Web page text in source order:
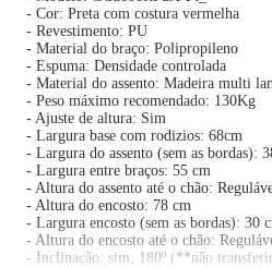
- Cor: Preta com costura vermelha
- Revestimento: PU
- Material do braço: Polipropileno
- Espuma: Densidade controlada
- Material do assento: Madeira multi
- Peso máximo recomendado: 130Kg
- Ajuste de altura: Sim
- Largura base com rodizios: 68cm
- Largura do assento (sem as bordas):
- Largura entre braços: 55 cm
- Altura do assento até o chão:
- Altura do encosto: 78 cm
- Largura encosto (sem as bordas): 30
- Altura do encosto até o chão:
- Inclinação: sim, 180º (**não